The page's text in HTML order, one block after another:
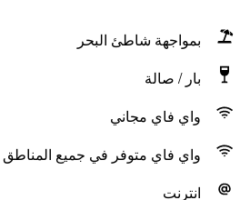
بمواجهة شاطئ البحر
بار / صالة
واي فاي مجاني
واي فاي متوفر في جميع المناطق
انترنت